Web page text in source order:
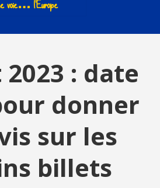
: date
donner
sur les
billets